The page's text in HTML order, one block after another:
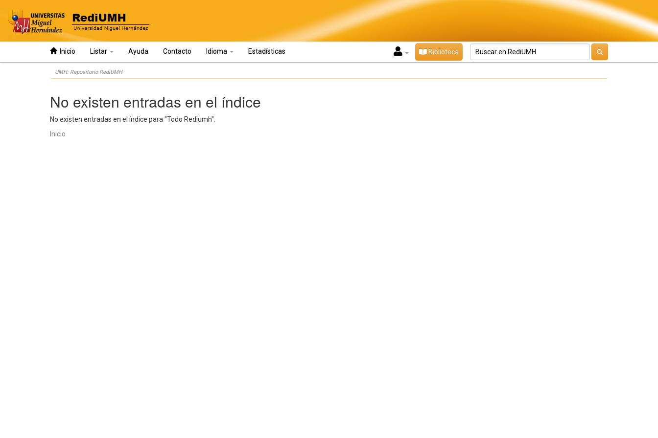
Inicio Listar Ayuda Contacto Idioma Estadísticas Biblioteca
UMH: Repositorio RediUMH
No existen entradas en el índice
No existen entradas en el índice para "Todo Rediumh".
Inicio